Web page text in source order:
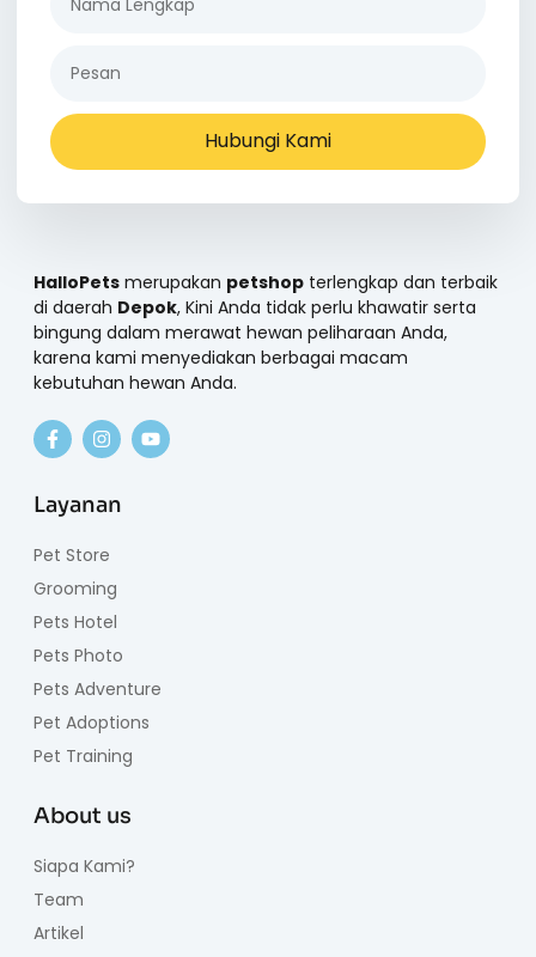
Hubungi Kami
HalloPets merupakan petshop terlengkap dan terbaik
di daerah Depok, Kini Anda tidak perlu khawatir serta
bingung dalam merawat hewan peliharaan Anda,
karena kami menyediakan berbagai macam
kebutuhan hewan Anda.
Layanan
Pet Store
Grooming
Pets Hotel
Pets Photo
Pets Adventure
Pet Adoptions
Pet Training
About us
Siapa Kami?
Team
Artikel